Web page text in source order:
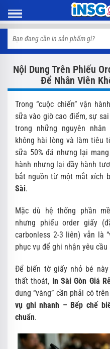
Nội Dung Trên Phiếu
Để Nhân Viên
Trong “cuộc chiến” vận
sữa vào giờ cao điểm,sự sai
trong những nguyên
không hài lòng và làm tiêu
sữa 50% đá nhưng lại
hành nhưng lại đầy hành
bắt nguồn từ một mắt xích
Sài.
Mặc dù hệ thống phần
nhưng phiếu order giấy
carbonless 2-3 liên) vẫn là
phục vụ để ghi nhận yêu
Để biến tờ giấy nhỏ bé
thất thoát, In Sài Gòn Giá
dung “vàng” cần phải có
vụ ghi nhanh – Bếp chế
chuẩn.